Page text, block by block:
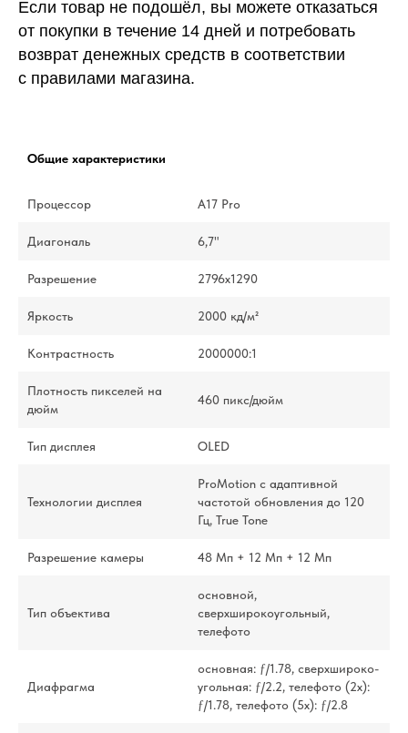
Если товар не подошёл, вы можете отказаться
от покупки в течение 14 дней и потребовать
возврат денежных средств в соответствии
с правилами магазина.
Общие характеристики
Процессор A17 Pro
Диагональ 6,7"
Разрешение 2796x1290
Яркость 2000 кд/м²
Контрастность 2000000:1
Плотность пикселей на
дюйм
460 пикс/дюйм
Тип дисплея OLED
Технологии дисплея
ProMotion с адаптивной
частотой обновления до 120
Гц, True Tone
Разрешение камеры 48 Мп + 12 Мп + 12 Мп
Тип объектива
основной,
сверхширокоугольный,
телефото
Диафрагма
основная: ƒ/1.78, сверхшироко­
угольная: ƒ/2.2, телефото (2x):
ƒ/1.78, телефото (5x): ƒ/2.8